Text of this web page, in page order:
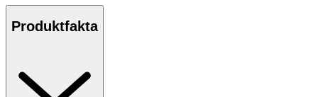
Produktfakta